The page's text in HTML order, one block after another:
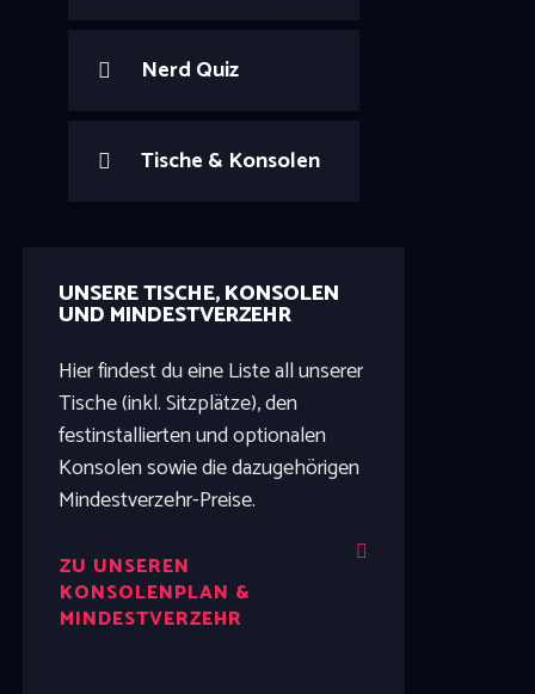
Nerd Quiz
Tische & Konsolen
UNSERE TISCHE, KONSOLEN
UND MINDESTVERZEHR
Hier findest du eine Liste all unserer
Tische (inkl. Sitzplätze), den
festinstallierten und optionalen
Konsolen sowie die dazugehörigen
Mindestverzehr-Preise.
ZU UNSEREN
KONSOLENPLAN &
MINDESTVERZEHR